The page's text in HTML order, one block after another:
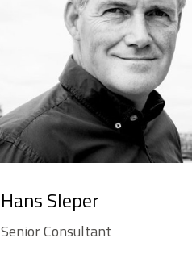
Hans Sleper
Senior Consultant